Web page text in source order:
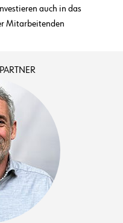
auch in das
Mitarbeitenden